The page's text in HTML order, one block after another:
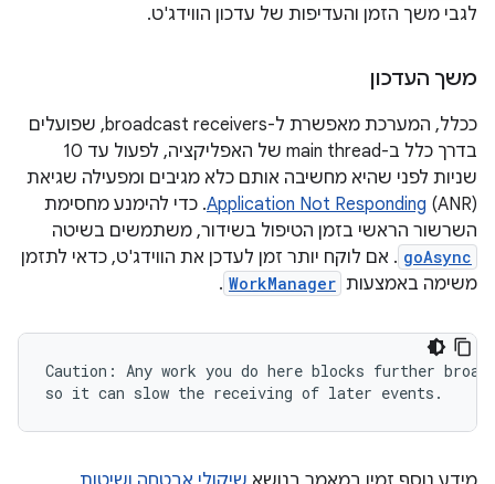
לגבי משך הזמן והעדיפות של עדכון הווידג'ט.
משך העדכון
ככלל, המערכת מאפשרת ל-broadcast receivers, שפועלים
בדרך כלל ב-main thread של האפליקציה, לפעול עד 10
שניות לפני שהיא מחשיבה אותם כלא מגיבים ומפעילה שגיאת
Application Not Responding(ANR). כדי להימנע מחסימת
השרשור הראשי בזמן הטיפול בשידור, משתמשים בשיטה
goAsync . אם לוקח יותר זמן לעדכן את הווידג'ט, כדאי לתזמן
משימה באמצעות WorkManager
.
Caution: Any work you do here blocks further